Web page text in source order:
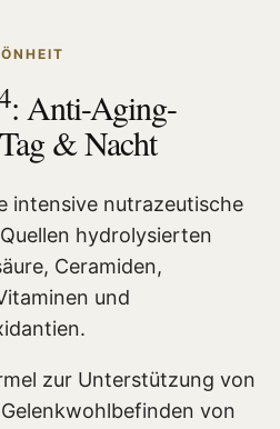
: Anti-Aging-
& Nacht
intensive nutrazeutische
hydrolysierten
Ceramiden,
und
zur Unterstützung von
von